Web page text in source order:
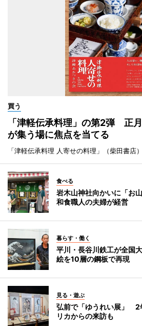
買う
「津軽伝承料理」の第2弾 正
が集う場に焦点を当てる
「津軽伝承料理 人寄せの料理」（柴田書店
食べる
岩木山神社向かいに「お
和食職人の夫婦が経営
暮らす・働く
平川・長谷川鉄工が全国
絵を10層の鋼板で再現
見る・遊ぶ
弘前で「ゆうれい展」 2
リカからの来訪も